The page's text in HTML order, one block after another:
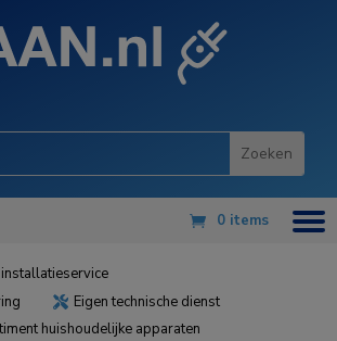
0 items
 Eigen technische dienst
huishoudelijke apparaten